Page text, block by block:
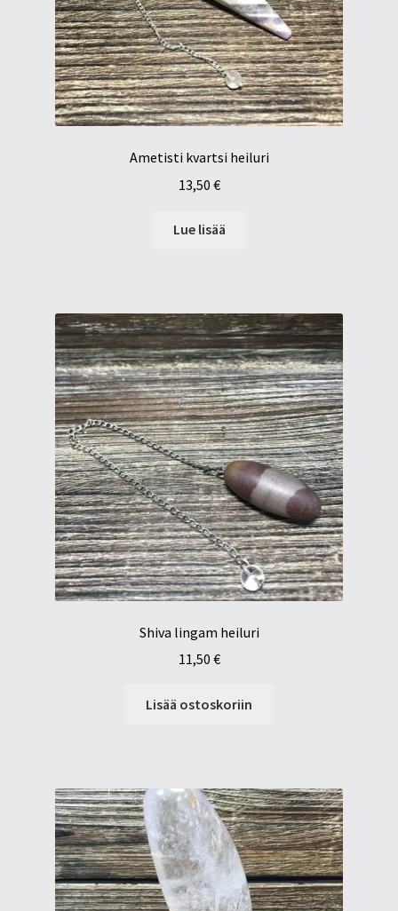
Ametisti kvartsi heiluri
13,50 €
Lue lisää
Shiva lingam heiluri
11,50 €
Lisää ostoskoriin